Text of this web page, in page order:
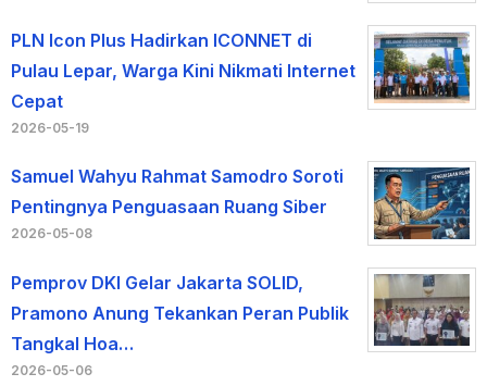
PLN Icon Plus Hadirkan ICONNET di
Pulau Lepar, Warga Kini Nikmati Internet
Cepat
2026-05-19
Samuel Wahyu Rahmat Samodro Soroti
Pentingnya Penguasaan Ruang Siber
2026-05-08
Pemprov DKI Gelar Jakarta SOLID,
Pramono Anung Tekankan Peran Publik
Tangkal Hoa…
2026-05-06